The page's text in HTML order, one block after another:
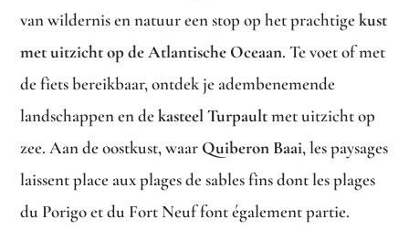
van wildernis en natuur een stop op het prachtigekust
met uitzicht op de Atlantische Oceaan. Te voet of met
de fiets bereikbaar, ontdek je adembenemende
landschappen en dekasteel Turpaultmet uitzicht op
zee. Aan de oostkust, waar Quiberon Baai, les paysages
laissent place aux plages de sables fins dont les plages
du Porigo et du Fort Neuf font également partie.